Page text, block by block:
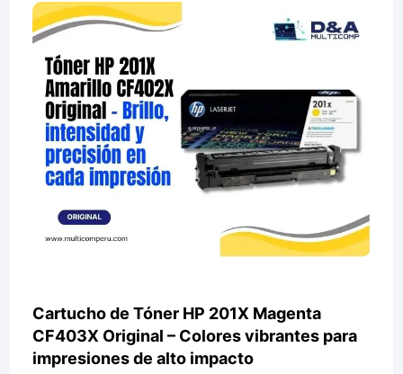
Cartucho de Tóner HP 201X Magenta
CF403X Original – Colores vibrantes para
impresiones de alto impacto